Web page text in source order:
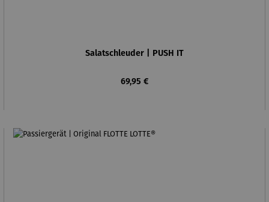
Salatschleuder | PUSH IT
Regulärer Preis:
69,95 €